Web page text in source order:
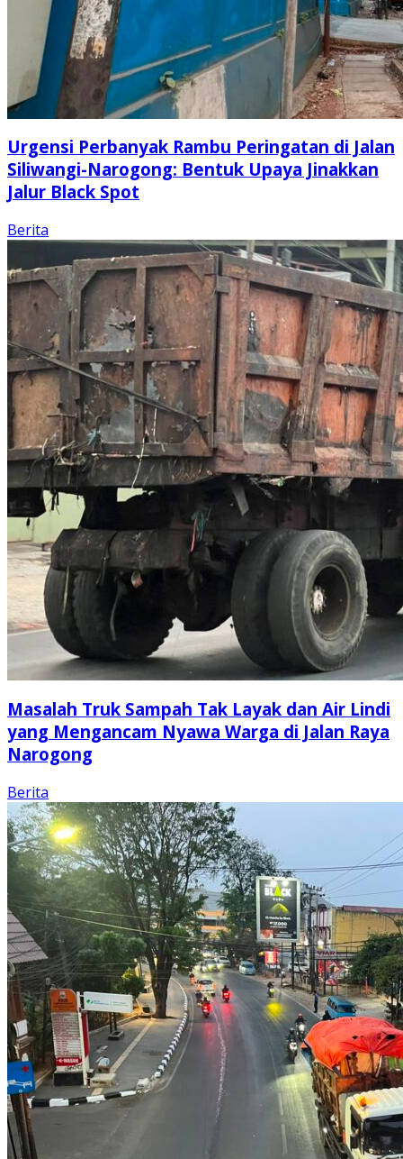
Urgensi Perbanyak Rambu Peringatan di Jalan
Siliwangi-Narogong: Bentuk Upaya Jinakkan
Jalur Black Spot
Berita
Masalah Truk Sampah Tak Layak dan Air Lindi
yang Mengancam Nyawa Warga di Jalan Raya
Narogong
Berita